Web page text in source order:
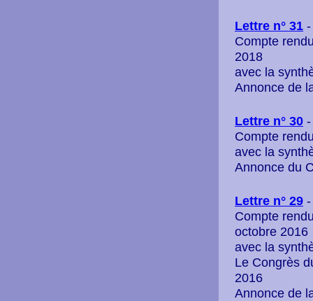
Lettre n° 31
Compte
2018
avec la
Annonce de
Lettre n° 30
Compte
avec la
Annonce du
Lettre n° 29
Compte
octobre 2016
avec la
Le Congrès
2016
Annonce de